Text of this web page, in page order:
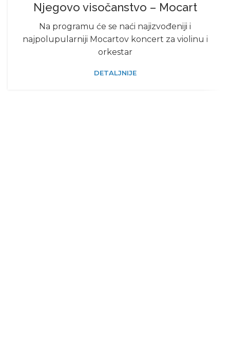
Njegovo visočanstvo – Mocart
Na programu će se naći najizvođeniji i
najpolupularniji Mocartov koncert za violinu i
orkestar
DETALJNIJE